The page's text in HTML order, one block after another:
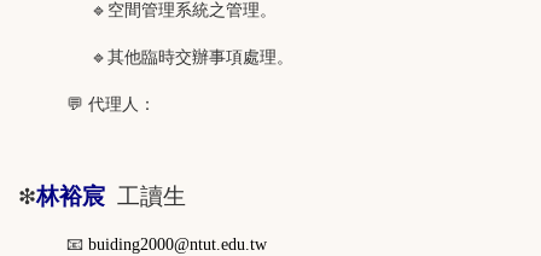
🔹 空間管理系統之管理。
🔹 其他臨時交辦事項處理。
💬 代理人：
❇林裕宸 工讀生
📧 buiding2000@ntut.edu.tw